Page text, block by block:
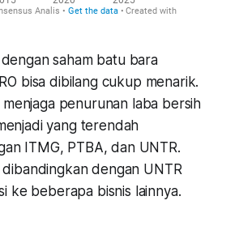
saham batu bara
bisa dibilang cukup menarik.
penurunan laba bersih
yang terendah
ITMG, PTBA, dan UNTR.
dengan UNTR
ke beberapa bisnis lainnya.